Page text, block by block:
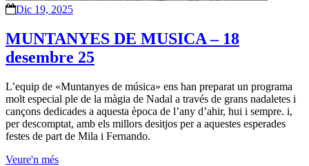
Dic 19, 2025
MUNTANYES DE MUSICA – 18
desembre 25
L’equip de «Muntanyes de música» ens han preparat un programa
molt especial ple de la màgia de Nadal a través de grans nadaletes i
cançons dedicades a aquesta època de l’any d’ahir, hui i sempre. i,
per descomptat, amb els millors desitjos per a aquestes esperades
festes de part de Mila i Fernando.
Veure'n més